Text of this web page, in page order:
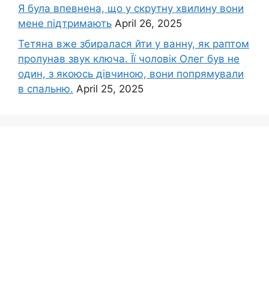
Я була впевнена, що у скрутну хвилину вони
мене підтримають April 26, 2025
Тетяна вже збиралася йти у ванну, як раптом
пролунав звук ключа. Її чоловік Олег був не
один, з якоюсь дівчиною, вони попрямували
в спальню. April 25, 2025